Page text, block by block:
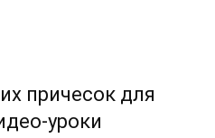
причесок для
уроки